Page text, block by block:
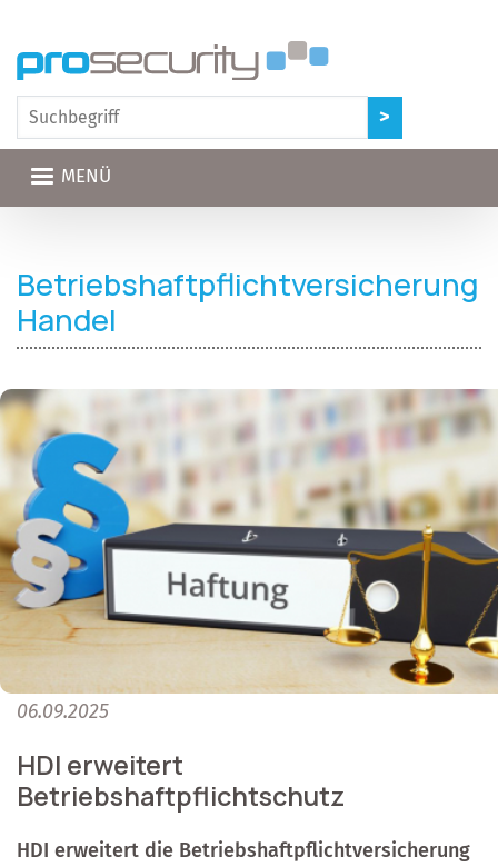
MENÜ
Betriebshaftpflichtversicherung
Handel
06.09.2025
HDI erweitert
Betriebshaftpflichtschutz
HDI erweitert die Betriebshaftpflichtversicherung